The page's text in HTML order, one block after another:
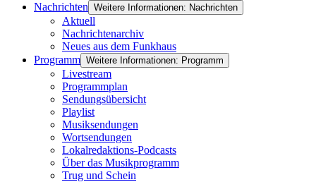
Nachrichten Weitere Informationen: Nachrichten
Aktuell
Nachrichtenarchiv
Neues aus dem Funkhaus
Programm Weitere Informationen: Programm
Livestream
Programmplan
Sendungsübersicht
Playlist
Musiksendungen
Wortsendungen
Lokalredaktions-Podcasts
Über das Musikprogramm
Trug und Schein